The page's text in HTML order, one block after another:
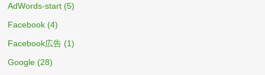
AdWords-start (5)
Facebook (4)
Facebook広告 (1)
Google (28)